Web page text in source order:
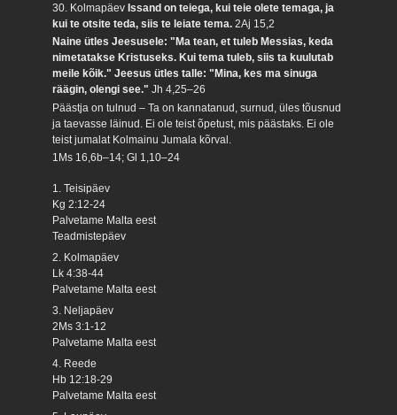
30. Kolmapäev Issand on teiega, kui teie olete temaga, ja
kui te otsite teda, siis te leiate tema.2Aj 15,2
Naine ütles Jeesusele: "Ma tean, et tuleb Messias, keda
nimetatakse Kristuseks. Kui tema tuleb, siis ta kuulutab
meile kõik." Jeesus ütles talle: "Mina, kes ma sinuga
räägin, olengi see."Jh 4,25–26
Päästja on tulnud – Ta on kannatanud, surnud, üles tõusnud
ja taevasse läinud. Ei ole teist õpetust, mis päästaks. Ei ole
teist jumalat Kolmainu Jumala kõrval.
1Ms 16,6b–14; Gl 1,10–24
1. Teisipäev
Kg 2:12-24
Palvetame Malta eest
Teadmistepäev
2. Kolmapäev
Lk 4:38-44
Palvetame Malta eest
3. Neljapäev
2Ms 3:1-12
Palvetame Malta eest
4. Reede
Hb 12:18-29
Palvetame Malta eest